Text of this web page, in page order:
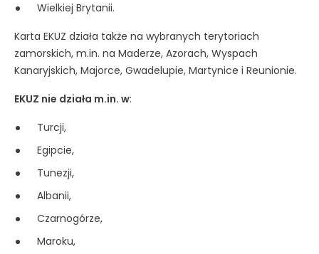
Wielkiej Brytanii.
Karta EKUZ działa także na wybranych terytoriach
zamorskich, m.in. na Maderze, Azorach, Wyspach
Kanaryjskich, Majorce, Gwadelupie, Martynice i Reunionie.
EKUZ nie działa m.in. w:
Turcji,
Egipcie,
Tunezji,
Albanii,
Czarnogórze,
Maroku,